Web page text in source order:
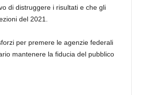
di distruggere i risultati e che gli
del 2021.
per premere le agenzie federali
mantenere la fiducia del pubblico